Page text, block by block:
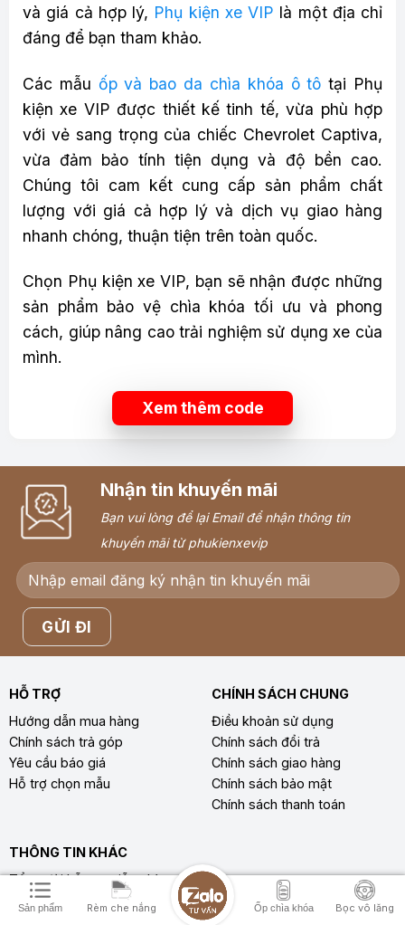
và giá cả hợp lý, Phụ kiện xe VIP là một địa chỉ
đáng để bạn tham khảo.
Các mẫu ốp và bao da chìa khóa ô tô tại Phụ
kiện xe VIP được thiết kế tinh tế, vừa phù hợp
với vẻ sang trọng của chiếc Chevrolet Captiva,
vừa đảm bảo tính tiện dụng và độ bền cao.
Chúng tôi cam kết cung cấp sản phẩm chất
lượng với giá cả hợp lý và dịch vụ giao hàng
nhanh chóng, thuận tiện trên toàn quốc.
Chọn Phụ kiện xe VIP, bạn sẽ nhận được những
sản phẩm bảo vệ chìa khóa tối ưu và phong
cách, giúp nâng cao trải nghiệm sử dụng xe của
mình.
Xem thêm code
Nhận tin khuyến mãi
Bạn vui lòng để lại Email để nhận thông tin
khuyến mãi từ phukienxevip
HỖ TRỢ
Hướng dẫn mua hàng
Chính sách trả góp
Yêu cầu báo giá
Hỗ trợ chọn mẫu
CHÍNH SÁCH CHUNG
Điều khoản sử dụng
Chính sách đổi trả
Chính sách giao hàng
Chính sách bảo mật
Chính sách thanh toán
THÔNG TIN KHÁC
Tổng đài hỗ trợ miễn phí
089.938.88.81
Sản phẩm Rèm che nắng Ốp chìa khóa Bọc vô lăng